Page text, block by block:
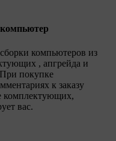
компьютеров из
, апгрейда и
покупке
к заказу
комплектующих,
вас.